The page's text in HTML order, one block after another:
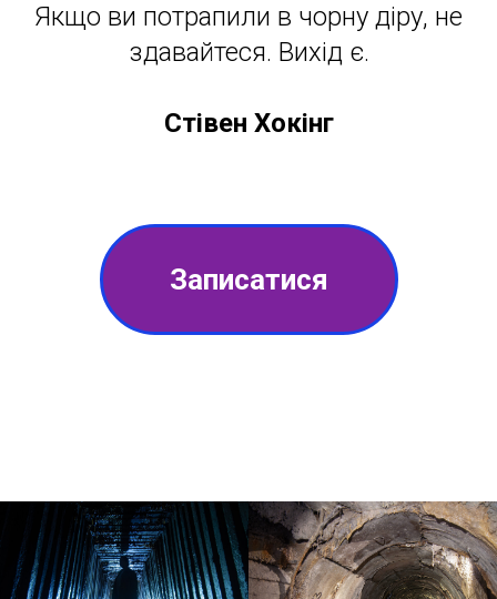
Якщо ви потрапили в чорну діру, не
здавайтеся. Вихід є.
Стівен Хокінг
Записатися